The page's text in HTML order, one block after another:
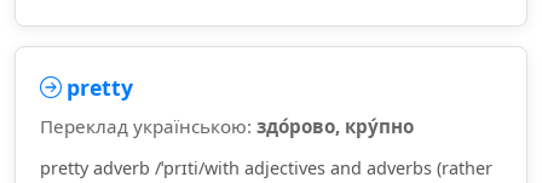
pretty
Переклад українською: здо́рово, кру́пно
pretty adverb /ˈprɪti/with adjectives and adverbs (rather